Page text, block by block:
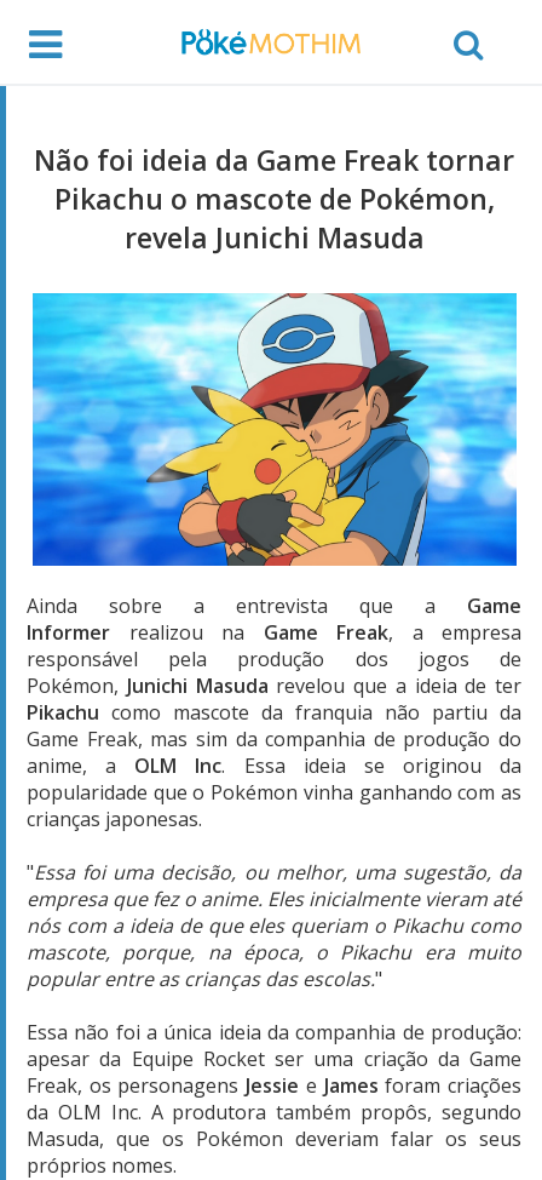
Não foi ideia da Game Freak tornar
Pikachu o mascote de Pokémon,
revela Junichi Masuda
Ainda sobre a entrevista que a Game
Informer realizou na Game Freak, a empresa
responsável pela produção dos jogos de
Pokémon, Junichi Masuda revelou que a ideia de ter
Pikachu como mascote da franquia não partiu da
Game Freak, mas sim da companhia de produção do
anime, a OLM Inc. Essa ideia se originou da
popularidade que o Pokémon vinha ganhando com as
crianças japonesas.
"Essa foi uma decisão, ou melhor, uma sugestão, da
empresa que fez o anime. Eles inicialmente vieram até
nós com a ideia de que eles queriam o Pikachu como
mascote, porque, na época, o Pikachu era muito
popular entre as crianças das escolas."
Essa não foi a única ideia da companhia de produção:
apesar da Equipe Rocket ser uma criação da Game
Freak, os personagens Jessie e Jamesforam criações
da OLM Inc. A produtora também propôs, segundo
Masuda, que os Pokémon deveriam falar os seus
próprios nomes.